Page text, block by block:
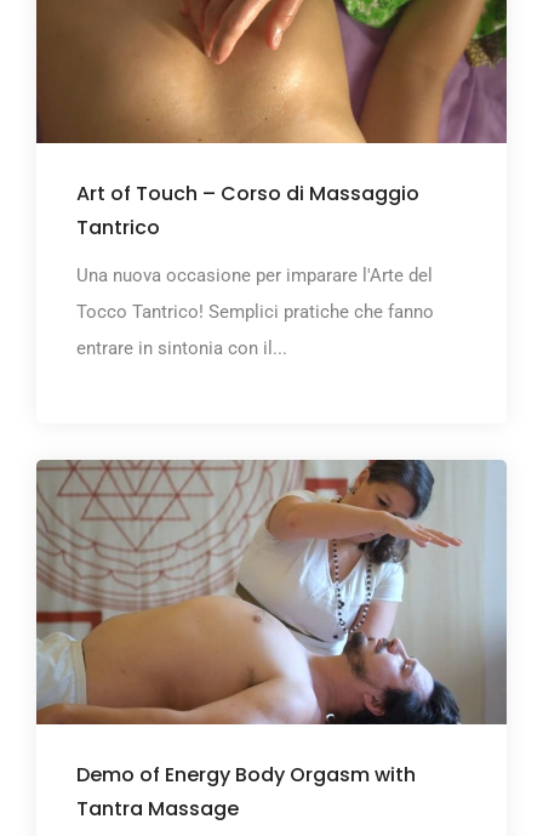
Art of Touch – Corso di Massaggio
Tantrico
Una nuova occasione per imparare l'Arte del
Tocco Tantrico! Semplici pratiche che fanno
entrare in sintonia con il...
Demo of Energy Body Orgasm with
Tantra Massage